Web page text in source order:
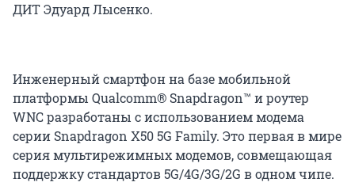
ДИТ Эдуард Лысенко.
Инженерный смартфон на базе мобильной
платформы Qualcomm® Snapdragon™ и роутер
WNC разработаны с использованием модема
серии Snapdragon X50 5G Family. Это первая в мире
серия мультирежимных модемов, совмещающая
поддержку стандартов 5G/4G/3G/2G в одном чипе.